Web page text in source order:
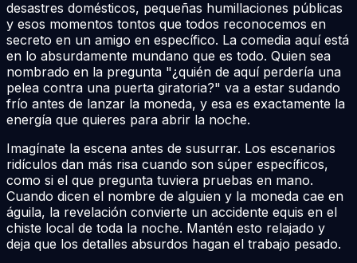
desastres domésticos, pequeñas humillaciones públicas
y esos momentos tontos que todos reconocemos en
secreto en un amigo en específico. La comedia aquí está
en lo absurdamente mundano que es todo. Quien sea
nombrado en la pregunta "¿quién de aquí perdería una
pelea contra una puerta giratoria?" va a estar sudando
frío antes de lanzar la moneda, y esa es exactamente la
energía que quieres para abrir la noche.
Imagínate la escena antes de susurrar. Los escenarios
ridículos dan más risa cuando son súper específicos,
como si el que pregunta tuviera pruebas en mano.
Cuando dicen el nombre de alguien y la moneda cae en
águila, la revelación convierte un accidente equis en el
chiste local de toda la noche. Mantén esto relajado y
deja que los detalles absurdos hagan el trabajo pesado.